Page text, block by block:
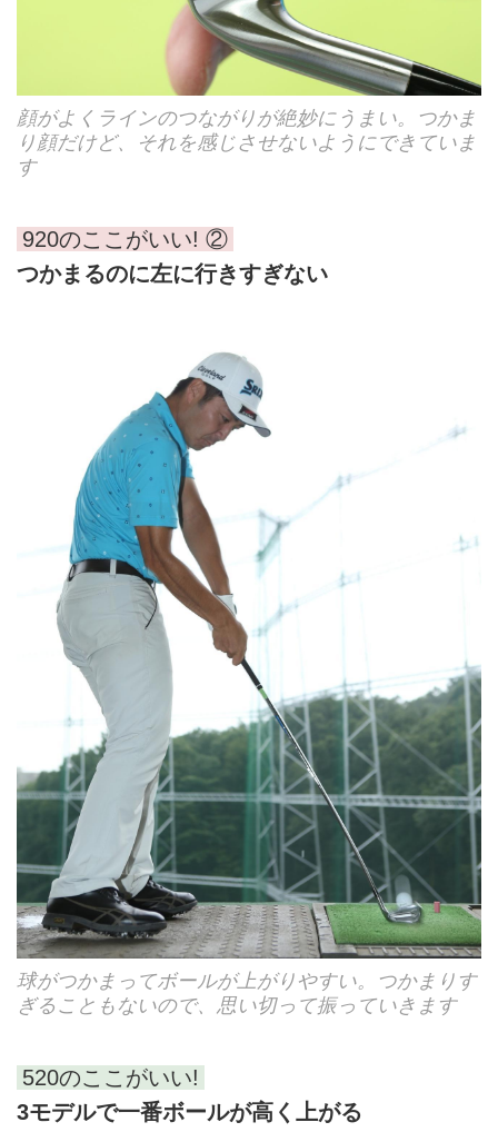
顔がよくラインのつながりが絶妙にうまい。つかま
り顔だけど、それを感じさせないようにできていま
す
920のここがいい! ②
つかまるのに左に行きすぎない
球がつかまってボールが上がりやすい。つかまりす
ぎることもないので、思い切って振っていきます
520のここがいい!
3モデルで一番ボールが高く上がる